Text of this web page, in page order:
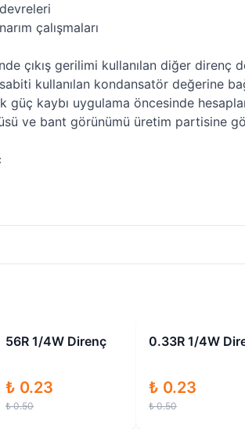
çalışmaları
çıkış gerilimi kullanılan diğer direnç
kullanılan kondansatör değerine
güç kaybı uygulama öncesinde
ve bant görünümü üretim partisine
İndirimli
0.33R 1/4W Direnç
₺ 0.23
₺ 0.50
2.2R 1/4W
₺ 0.23
₺ 0.50